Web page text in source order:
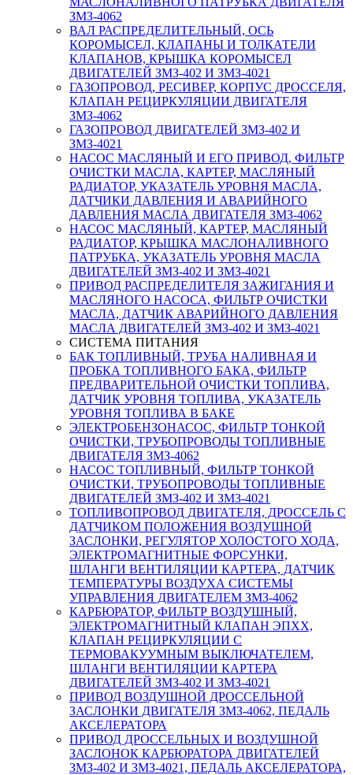
ЗМЗ-4062
ВАЛ РАСПРЕДЕЛИТЕЛЬНЫЙ, ОСЬ
КОРОМЫСЕЛ, КЛАПАНЫ И ТОЛКАТЕЛИ
КЛАПАНОВ, КРЫШКА КОРОМЫСЕЛ
ДВИГАТЕЛЕЙ ЗМЗ-402 И ЗМЗ-4021
ГАЗОПРОВОД, РЕСИВЕР, КОРПУС ДРОССЕЛЯ,
КЛАПАН РЕЦИРКУЛЯЦИИ ДВИГАТЕЛЯ
ЗМЗ-4062
ГАЗОПРОВОД ДВИГАТЕЛЕЙ ЗМЗ-402 И
ЗМЗ-4021
НАСОС МАСЛЯНЫЙ И ЕГО ПРИВОД, ФИЛЬТР
ОЧИСТКИ МАСЛА, КАРТЕР, МАСЛЯНЫЙ
РАДИАТОР, УКАЗАТЕЛЬ УРОВНЯ МАСЛА,
ДАТЧИКИ ДАВЛЕНИЯ И АВАРИЙНОГО
ДАВЛЕНИЯ МАСЛА ДВИГАТЕЛЯ ЗМЗ-4062
НАСОС МАСЛЯНЫЙ, КАРТЕР, МАСЛЯНЫЙ
РАДИАТОР, КРЫШКА МАСЛОНАЛИВНОГО
ПАТРУБКА, УКАЗАТЕЛЬ УРОВНЯ МАСЛА
ДВИГАТЕЛЕЙ ЗМЗ-402 И ЗМЗ-4021
ПРИВОД РАСПРЕДЕЛИТЕЛЯ ЗАЖИГАНИЯ И
МАСЛЯНОГО НАСОСА, ФИЛЬТР ОЧИСТКИ
МАСЛА, ДАТЧИК АВАРИЙНОГО ДАВЛЕНИЯ
МАСЛА ДВИГАТЕЛЕЙ ЗМЗ-402 И ЗМЗ-4021
СИСТЕМА ПИТАНИЯ
БАК ТОПЛИВНЫЙ, ТРУБА НАЛИВНАЯ И
ПРОБКА ТОПЛИВНОГО БАКА, ФИЛЬТР
ПРЕДВАРИТЕЛЬНОЙ ОЧИСТКИ ТОПЛИВА,
ДАТЧИК УРОВНЯ ТОПЛИВА, УКАЗАТЕЛЬ
УРОВНЯ ТОПЛИВА В БАКЕ
ЭЛЕКТРОБЕНЗОНАСОС, ФИЛЬТР ТОНКОЙ
ОЧИСТКИ, ТРУБОПРОВОДЫ ТОПЛИВНЫЕ
ДВИГАТЕЛЯ ЗМЗ-4062
НАСОС ТОПЛИВНЫЙ, ФИЛЬТР ТОНКОЙ
ОЧИСТКИ, ТРУБОПРОВОДЫ ТОПЛИВНЫЕ
ДВИГАТЕЛЕЙ ЗМЗ-402 И ЗМЗ-4021
ТОПЛИВОПРОВОД ДВИГАТЕЛЯ, ДРОССЕЛЬ С
ДАТЧИКОМ ПОЛОЖЕНИЯ ВОЗДУШНОЙ
ЗАСЛОНКИ, РЕГУЛЯТОР ХОЛОСТОГО ХОДА,
ЭЛЕКТРОМАГНИТНЫЕ ФОРСУНКИ,
ШЛАНГИ ВЕНТИЛЯЦИИ КАРТЕРА, ДАТЧИК
ТЕМПЕРАТУРЫ ВОЗДУХА СИСТЕМЫ
УПРАВЛЕНИЯ ДВИГАТЕЛЕМ ЗМЗ-4062
КАРБЮРАТОР, ФИЛЬТР ВОЗДУШНЫЙ,
ЭЛЕКТРОМАГНИТНЫЙ КЛАПАН ЭПХХ,
КЛАПАН РЕЦИРКУЛЯЦИИ С
ТЕРМОВАКУУМНЫМ ВЫКЛЮЧАТЕЛЕМ,
ШЛАНГИ ВЕНТИЛЯЦИИ КАРТЕРА
ДВИГАТЕЛЕЙ ЗМЗ-402 И ЗМЗ-4021
ПРИВОД ВОЗДУШНОЙ ДРОССЕЛЬНОЙ
ЗАСЛОНКИ ДВИГАТЕЛЯ ЗМЗ-4062, ПЕДАЛЬ
АКСЕЛЕРАТОРА
ПРИВОД ДРОССЕЛЬНЫХ И ВОЗДУШНОЙ
ЗАСЛОНОК КАРБЮРАТОРА ДВИГАТЕЛЕЙ
ЗМЗ-402 И ЗМЗ-4021, ПЕДАЛЬ АКСЕЛЕРАТОРА,